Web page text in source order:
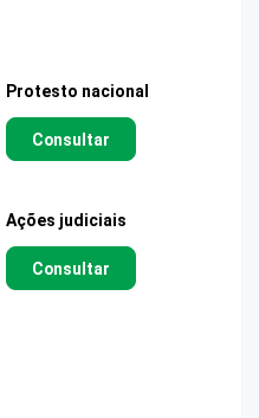
Protesto nacional
Consultar
Ações judiciais
Consultar